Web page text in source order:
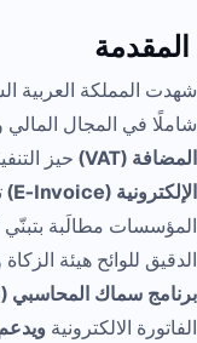
المقدمة
شهدت المملكة العربية
شاملًا في المجال
المضافة (VAT)
حيز التنفيذ عام
الإلكترونية (E-Invoice)
المؤسسات مطالَبة بتبنّي
الدقيق للوائح هيئة
برنامج سماك المحاسبي (SMACC)
الفاتورة الالكترونية